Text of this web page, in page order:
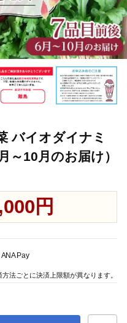
バイオダイナミ
～10月のお届け）
円
ANA Pay
方法ごとに決済上限額が異なります。